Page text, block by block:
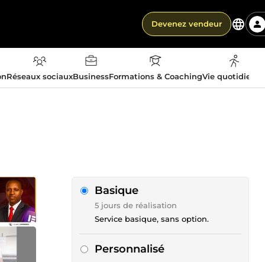
Devenez vendeur
Réseaux sociauxBusinessFormations & CoachingVie
Basique
5 jours de réalisation
Service basique, sans option.
Personnalisé